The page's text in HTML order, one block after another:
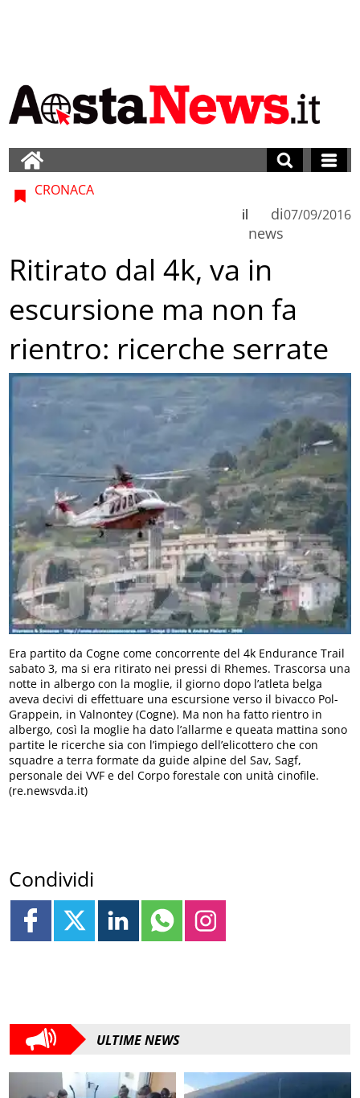
CRONACA
di
news
il 07/09/2016
Ritirato dal 4k, va in
escursione ma non fa
rientro: ricerche serrate
Era partito da Cogne come concorrente del 4k Endurance Trail
sabato 3, ma si era ritirato nei pressi di Rhemes. Trascorsa una
notte in albergo con la moglie, il giorno dopo l’atleta belga
aveva decivi di effettuare una escursione verso il bivacco Pol-
Grappein, in Valnontey (Cogne). Ma non ha fatto rientro in
albergo, così la moglie ha dato l’allarme e queata mattina sono
partite le ricerche sia con l’impiego dell’elicottero che con
squadre a terra formate da guide alpine del Sav, Sagf,
personale dei VVF e del Corpo forestale con unità cinofile.
(re.newsvda.it)
Condividi
ULTIME NEWS